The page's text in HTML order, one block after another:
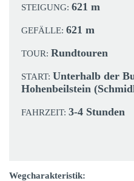
STEIGUNG: 621 m
GEFÄLLE: 621 m
TOUR: Rundtouren
START: Unterhalb der
Hohenbeilstein
FAHRZEIT: 3-4 Stunden
Wegcharakteristik: